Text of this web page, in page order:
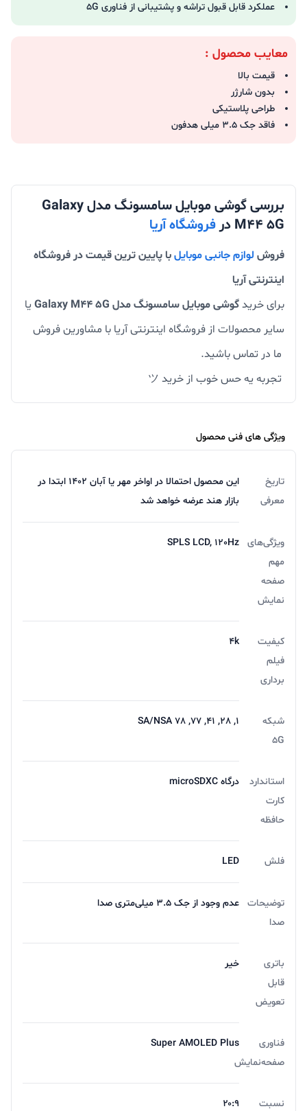
عملکرد قابل قبول تراشه و پشتیبانی از فناوری 5G
معایب محصول :
قیمت بالا
بدون شارژر
طراحی پلاستیکی
فاقد جک 3.5 میلی هدفون
بررسی گوشی موبایل سامسونگ مدل Galaxy
M44 5G در
فروشگاه آریا
فروش لوازم جانبی موبایلبا پایین ترین قیمت در فروشگاه
اینترنتی آریا
برای خریدگوشی موبایل سامسونگ مدل Galaxy M44 5G
یا
سایر محصولات از فروشگاه اینترنتی آریا با مشاورین فروش
ما در تماس باشید.
تجربه یه حس خوب از خرید ツ
ویژگی های فنی محصول
تاریخ
معرفی
این محصول احتمالا در اواخر مهر یا آبان 1402 ابتدا در
بازار هند عرضه خواهد شد
ویژگی‌های
مهم
صفحه
نمایش
SPLS LCD, 120Hz
کیفیت
فیلم
برداری
4k
شبکه
5G
1, 28, 41, 77, 78 SA/NSA
استاندارد
کارت
حافظه
درگاه microSDXC
فلش LED
توضیحات
صدا
عدم وجود از جک ۳.۵ میلی‌متری صدا
باتری
قابل
تعویض
خیر
فناوری
صفحه‌نمایش
Super AMOLED Plus
نسبت ۲۰:۹